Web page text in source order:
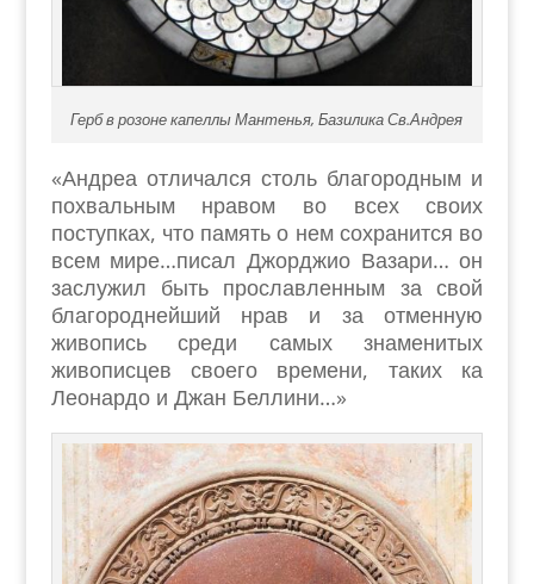
Герб в розоне капеллы Мантенья, Базилика Св.Андрея
«Андреа отличался столь благородным и
похвальным нравом во всех своих
поступках, что память о нем сохранится во
всем мире…писал Джорджио Вазари… он
заслужил быть прославленным за свой
благороднейший нрав и за отменную
живопись среди самых знаменитых
живописцев своего времени, таких ка
Леонардо и Джан Беллини…»